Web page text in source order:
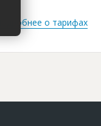
Подробнее о тарифах